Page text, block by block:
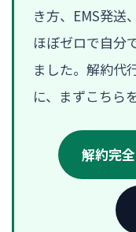
き方、EMS発送
ほぼゼロで自分
ました。解約代
に、まずこちら
解約完